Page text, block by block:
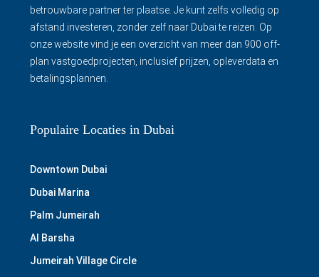
betrouwbare partner ter plaatse. Je kunt zelfs volledig op
afstand investeren, zonder zelf naar Dubai te reizen. Op
onze website vind je een overzicht van meer dan 900 off-
plan vastgoedprojecten, inclusief prijzen, opleverdata en
betalingsplannen.
Populaire Locaties in Dubai
Downtown Dubai
Dubai Marina
Palm Jumeirah
Al Barsha
Jumeirah Village Circle